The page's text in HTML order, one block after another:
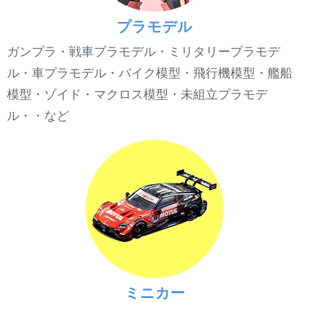
プラモデル
ガンプラ・戦車プラモデル・ミリタリープラモデ
ル・車プラモデル・バイク模型・飛行機模型・艦船
模型・ゾイド・マクロス模型・未組立プラモデ
ル・・など
ミニカー